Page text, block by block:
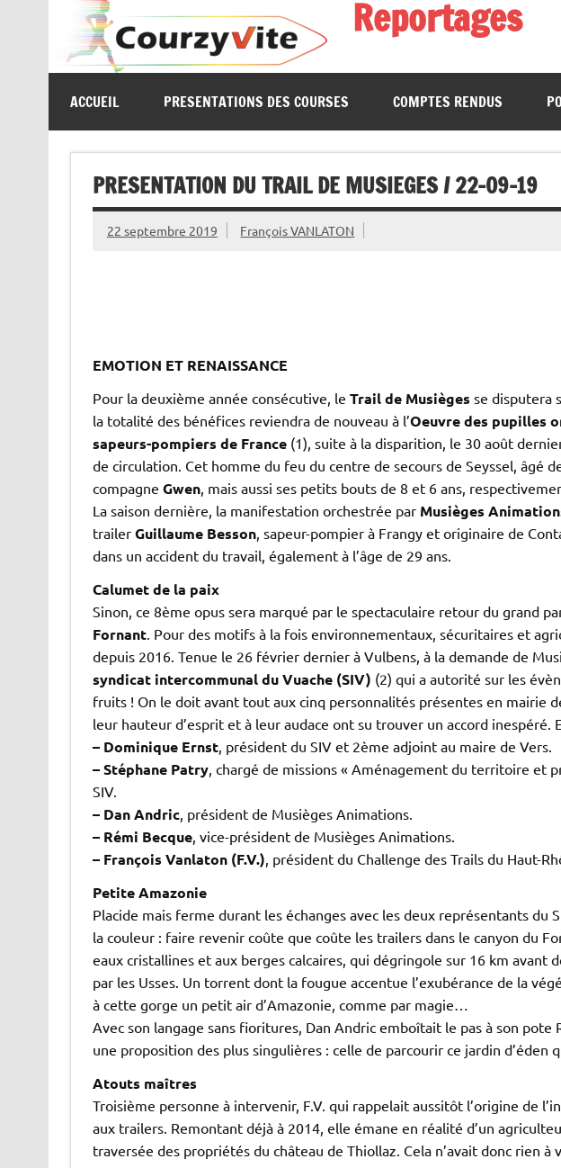
Reportages
ACCUEIL PRESENTATIONS DES COURSES COMPTES RENDUS
PRESENTATION DU TRAIL DE MUSIEGES / 22-09-19
22 septembre 2019 François VANLATON
EMOTION ET RENAISSANCE
Pour la deuxième année consécutive, le Trail de Musièges se disputera
la totalité des bénéfices reviendra de nouveau à l’Oeuvre des pupilles
sapeurs-pompiers de France (1), suite à la disparition, le 30 août
de circulation. Cet homme du feu du centre de secours de Seyssel, âgé
compagne Gwen, mais aussi ses petits bouts de 8 et 6 ans,
La saison dernière, la manifestation orchestrée par Musièges
trailer Guillaume Besson, sapeur-pompier à Frangy et originaire de
dans un accident du travail, également à l’âge de 29 ans.
Calumet de la paix
Sinon, ce 8ème opus sera marqué par le spectaculaire retour du grand
Fornant. Pour des motifs à la fois environnementaux, sécuritaires et
depuis 2016. Tenue le 26 février dernier à Vulbens, à la demande de
syndicat intercommunal du Vuache (SIV) (2) qui a autorité sur les
fruits ! On le doit avant tout aux cinq personnalités présentes en mairie
leur hauteur d’esprit et à leur audace ont su trouver un accord inespéré.
– Dominique Ernst, président du SIV et 2ème adjoint au maire de Vers.
– Stéphane Patry, chargé de missions « Aménagement du territoire et
SIV.
– Dan Andric, président de Musièges Animations.
– Rémi Becque, vice-président de Musièges Animations.
– François Vanlaton (F.V.), président du Challenge des Trails du Haut-
Petite Amazonie
Placide mais ferme durant les échanges avec les deux représentants du
la couleur : faire revenir coûte que coûte les trailers dans le canyon du
eaux cristallines et aux berges calcaires, qui dégringole sur 16 km avant
par les Usses. Un torrent dont la fougue accentue l’exubérance de la
à cette gorge un petit air d’Amazonie, comme par magie…
Avec son langage sans fioritures, Dan Andric emboîtait le pas à son pote
une proposition des plus singulières : celle de parcourir ce jardin d’éden
Atouts maîtres
Troisième personne à intervenir, F.V. qui rappelait aussitôt l’origine de
aux trailers. Remontant déjà à 2014, elle émane en réalité d’un
traversée des propriétés du château de Thiollaz. Cela n’avait donc rien